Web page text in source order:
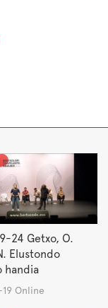
24 Getxo, O.
Elustondo
handia
Online